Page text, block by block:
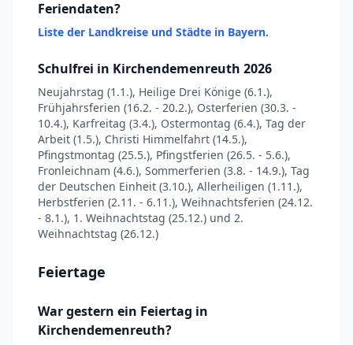
Feriendaten?
Liste der Landkreise und Städte in Bayern.
Schulfrei in Kirchendemenreuth 2026
Neujahrstag (1.1.), Heilige Drei Könige (6.1.),
Frühjahrsferien (16.2. - 20.2.), Osterferien (30.3. -
10.4.), Karfreitag (3.4.), Ostermontag (6.4.), Tag der
Arbeit (1.5.), Christi Himmelfahrt (14.5.),
Pfingstmontag (25.5.), Pfingstferien (26.5. - 5.6.),
Fronleichnam (4.6.), Sommerferien (3.8. - 14.9.), Tag
der Deutschen Einheit (3.10.), Allerheiligen (1.11.),
Herbstferien (2.11. - 6.11.), Weihnachtsferien (24.12.
- 8.1.), 1. Weihnachtstag (25.12.) und 2.
Weihnachtstag (26.12.)
Feiertage
War gestern ein Feiertag in
Kirchendemenreuth?